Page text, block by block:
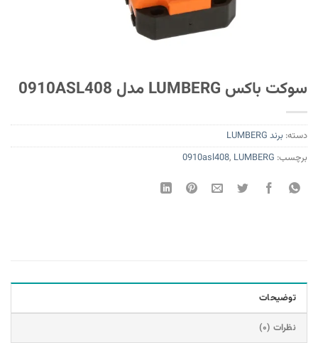
سوکت باکس LUMBERG مدل 0910ASL408
دسته: برند LUMBERG
برچسب:
0910asl408, LUMBERG
توضیحات
نظرات (۰)